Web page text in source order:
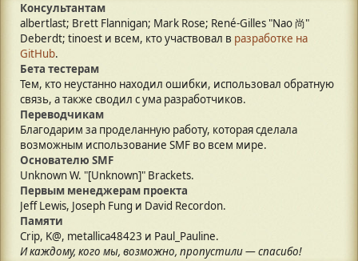
Консультантам
albertlast; Brett Flannigan; Mark Rose; René-Gilles "Nao 尚"
Deberdt; tinoest и всем, кто участвовал в разработке на
GitHub.
Бета тестерам
Тем, кто неустанно находил ошибки, использовал обратную
связь, а также сводил с ума разработчиков.
Переводчикам
Благодарим за проделанную работу, которая сделала
возможным использование SMF во всем мире.
Основателю SMF
Unknown W. "[Unknown]" Brackets.
Первым менеджерам проекта
Jeff Lewis, Joseph Fung и David Recordon.
Памяти
Crip, K@, metallica48423 и Paul_Pauline.
И каждому, кого мы, возможно, пропустили — спасибо!